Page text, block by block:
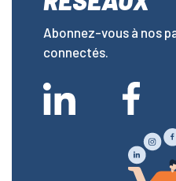
Abonnez-vous à nos
connectés.